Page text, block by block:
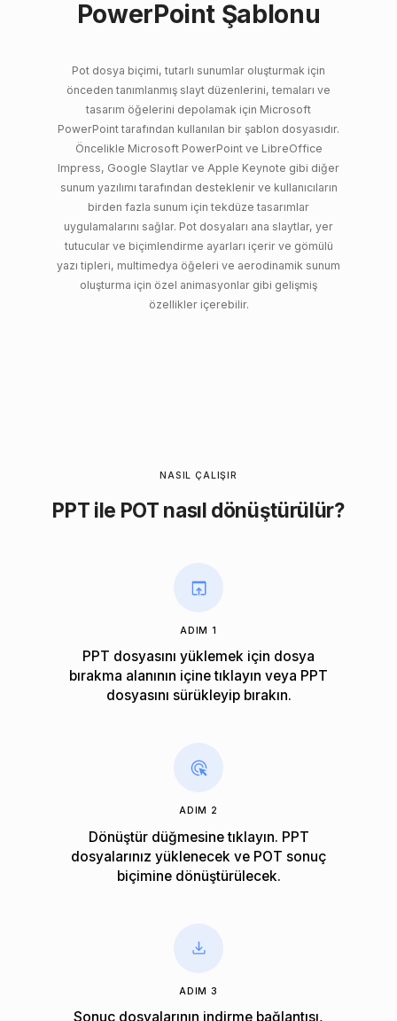
PowerPoint Şablonu
Pot dosya biçimi, tutarlı sunumlar oluşturmak için
önceden tanımlanmış slayt düzenlerini, temaları ve
tasarım öğelerini depolamak için Microsoft
PowerPoint tarafından kullanılan bir şablon dosyasıdır.
Öncelikle Microsoft PowerPoint ve LibreOffice
Impress, Google Slaytlar ve Apple Keynote gibi diğer
sunum yazılımı tarafından desteklenir ve kullanıcıların
birden fazla sunum için tekdüze tasarımlar
uygulamalarını sağlar. Pot dosyaları ana slaytlar, yer
tutucular ve biçimlendirme ayarları içerir ve gömülü
yazı tipleri, multimedya öğeleri ve aerodinamik sunum
oluşturma için özel animasyonlar gibi gelişmiş
özellikler içerebilir.
NASIL ÇALIŞIR
PPT ile POT nasıl dönüştürülür?
ADIM 1
PPT dosyasını yüklemek için dosya
bırakma alanının içine tıklayın veya PPT
dosyasını sürükleyip bırakın.
ADIM 2
Dönüştür düğmesine tıklayın. PPT
dosyalarınız yüklenecek ve POT sonuç
biçimine dönüştürülecek.
ADIM 3
Sonuç dosyalarının indirme bağlantısı,